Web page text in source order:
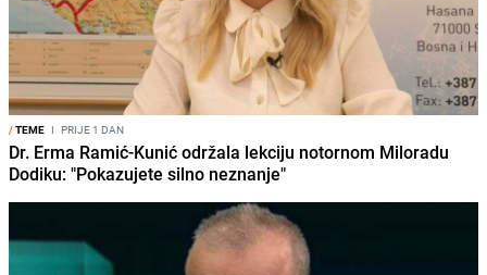
/TEME I PRIJE 1 DAN
Dr. Erma Ramić-Kunić održala lekciju notornom Miloradu
Dodiku: "Pokazujete silno neznanje"